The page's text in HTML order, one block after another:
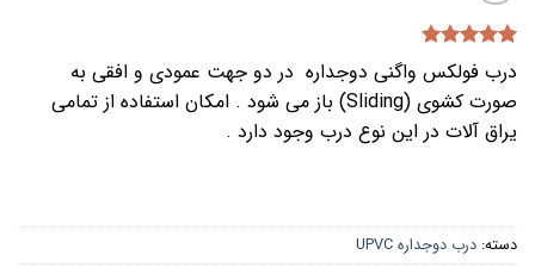
امتیازدهی
5.00
از 5
در
امتیازدهی
مشتری
درب فولکس واگنی دوجداره در دو جهت عمودی و افقی به
صورت کشوی (Sliding) باز می شود . امکان استفاده از تمامی
یراق آلات در این نوع درب وجود دارد .
دسته: درب دوجداره UPVC